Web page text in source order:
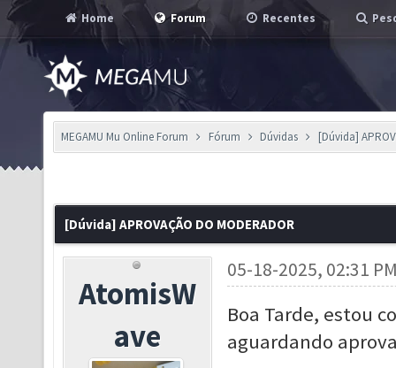
Home Forum Recentes
MEGAMU Mu Online Forum Fórum Dúvidas [Dúvida]
[Dúvida] APROVAÇÃO DO MODERADOR
AtomisW
ave
05-18-2025, 02:31
Boa Tarde, estou
aguardando